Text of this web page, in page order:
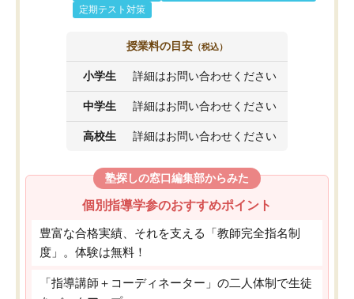
定期テスト対策
授業料の目安 （税込）
小学生 詳細はお問い合わせください
中学生 詳細はお問い合わせください
高校生 詳細はお問い合わせください
塾探しの窓口編集部からみた
個別指導学参のおすすめポイント
豊富な合格実績、それを支える「教師完全指名制
度」。体験は無料！
「指導講師＋コーディネーター」の二人体制で生徒